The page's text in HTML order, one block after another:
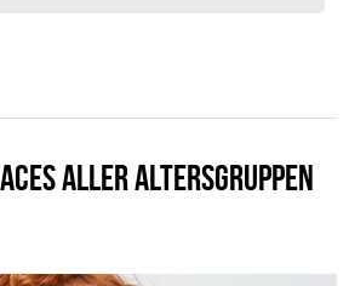
ALLER ALTERSGRUPPEN